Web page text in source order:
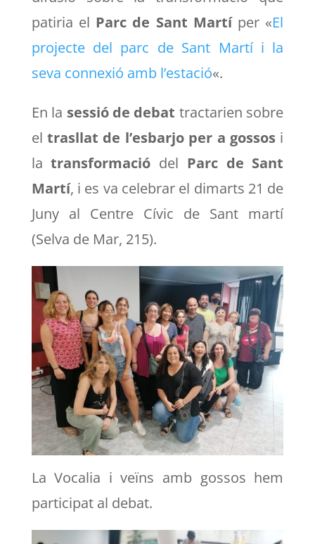
patiria el Parc de Sant Martíper «El
projecte del parc de Sant Martí i la
seva connexió amb l’estació«.
En la sessió de debat tractarien sobre
eltrasllat de l’esbarjo per a gossosi
latransformació del Parc de Sant
Martí, i es va celebrar el dimarts 21 de
Juny al Centre Cívic de Sant martí
(Selva de Mar, 215).
La Vocalia i veïns amb gossos hem
participat al debat.